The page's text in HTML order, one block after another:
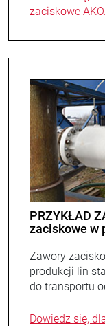
zaciskowe
PRZYKŁAD
zaciskowe w
Zawory
produkcji lin
do transportu
Dowiedz się,